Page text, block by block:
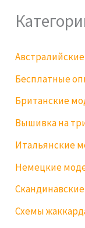
Бесплатные
Британские
Вышивка на
Итальянские
Немецкие
Схемы